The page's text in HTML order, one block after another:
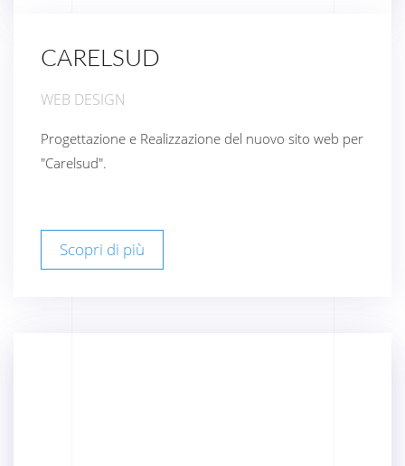
CARELSUD
WEB DESIGN
Progettazione e Realizzazione del nuovo sito web per
"Carelsud".
Scopri di più